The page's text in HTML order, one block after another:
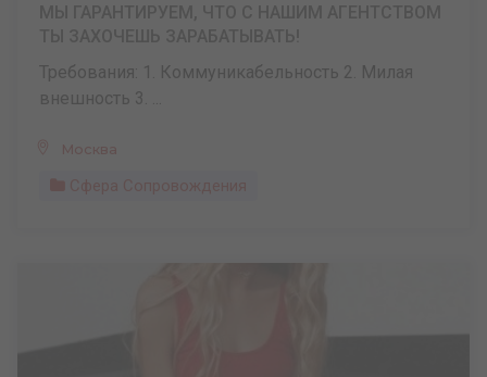
Требования: 1. Коммуникабельность 2. Милая
внешность 3. ...
Москва
Сфера Сопровождения